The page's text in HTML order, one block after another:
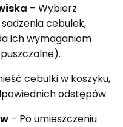
– Wybierz
cebulek,
ich wymaganiom
cebulki w koszyku,
odstępów.
– Po umieszczeniu